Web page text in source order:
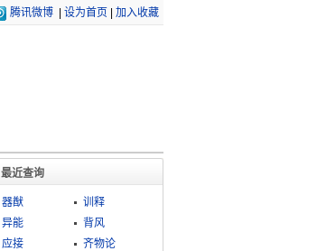
腾讯微博 设为首页 加入收藏
最近查询
器猷
训释
异能
背风
应接
齐物论